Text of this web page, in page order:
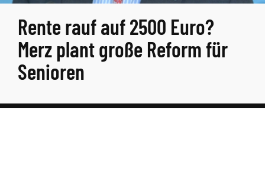
Rente rauf auf 2500 Euro?
Merz plant große Reform für
Senioren